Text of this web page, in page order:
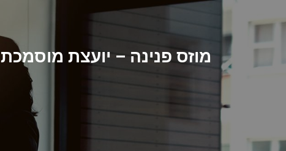
מוזס פנינה – יועצת מוסמכת